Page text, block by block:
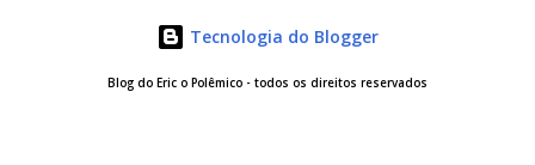
autos são contundentes. Testemunhas relataram ter
recebido R$ 3.000,00 em troca de votos, com negociação
Tecnologia do Blogger
Blog do Eric o Polêmico - todos os direitos reservados